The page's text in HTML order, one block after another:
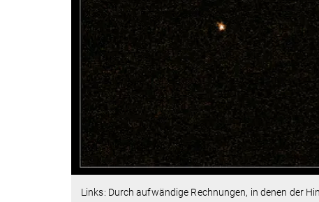
Links: Durch aufwändige Rechnungen, in denen der